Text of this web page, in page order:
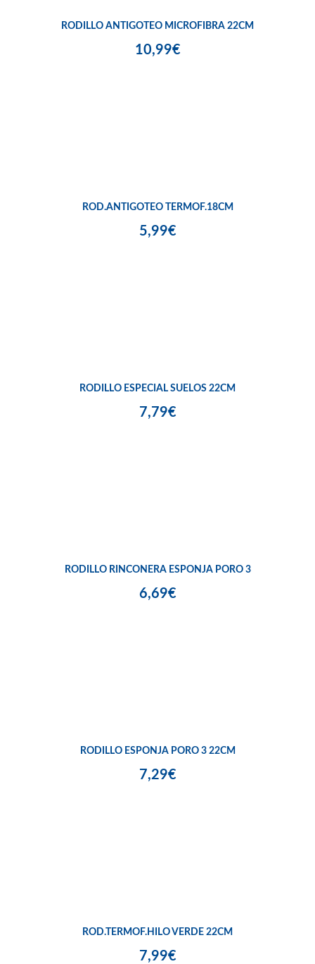
RODILLO ANTIGOTEO MICROFIBRA 22CM
10,99€
ROD.ANTIGOTEO TERMOF.18CM
5,99€
RODILLO ESPECIAL SUELOS 22CM
7,79€
RODILLO RINCONERA ESPONJA PORO 3
6,69€
RODILLO ESPONJA PORO 3 22CM
7,29€
ROD.TERMOF.HILO VERDE 22CM
7,99€